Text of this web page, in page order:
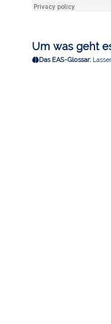
Um was geht
Das EAS-Glossar: